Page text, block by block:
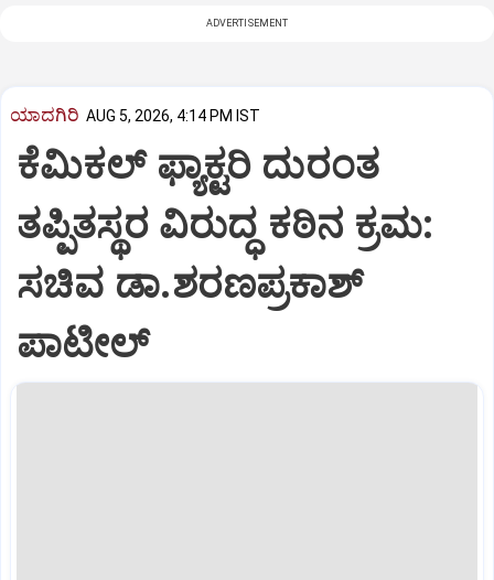
ADVERTISEMENT
ಯಾದಗಿರಿ AUG 5, 2026, 4:14 PM IST
ಕೆಮಿಕಲ್ ಫ್ಯಾಕ್ಟರಿ ದುರಂತ
ತಪ್ಪಿತಸ್ಥರ ವಿರುದ್ಧ ಕಠಿನ ಕ್ರಮ:
ಸಚಿವ ಡಾ.ಶರಣಪ್ರಕಾಶ್
ಪಾಟೀಲ್